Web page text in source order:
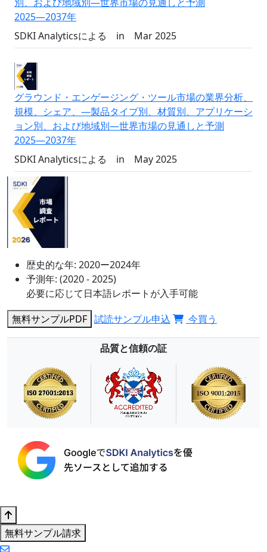
2025―2037年
SDKI Analyticsによる
in Mar 2025
グラウンド・エンゲージング・ツール市場の業界分析、
規模、シェア、―製品タイプ別、材質別、アプリケーシ
ョン別、および地域別―世界市場の見通しと予測
2025―2037年
SDKI Analyticsによる
in May 2025
歴史的な年: 2020ー2024年
予測年: (2020 - 2025)
必要に応じて日本語レポートが入手可能
無料サンプルPDF 試読サンプル申込 今買う
品質と信頼の証
無料サンプル請求